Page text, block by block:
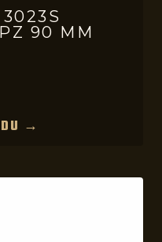
90 MM
→